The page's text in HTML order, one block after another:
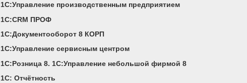
1С:Управление производственным предприятием
1С:CRM ПРОФ
1С:Документооборот 8 КОРП
1С:Управление сервисным центром
1С:Розница 8. 1С:Управление небольшой фирмой 8
1С: Отчётность